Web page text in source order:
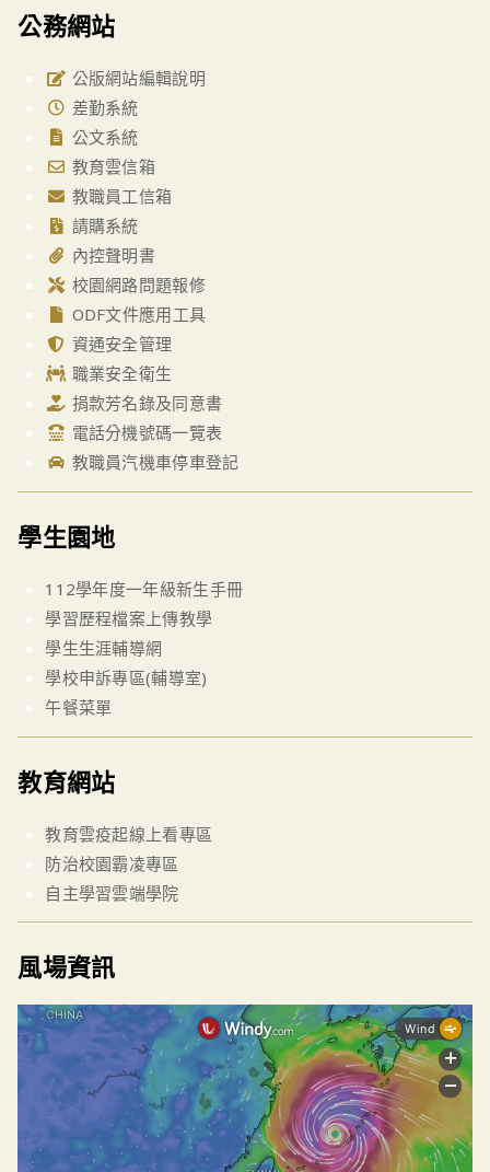
公務網站
公版網站編輯說明
差勤系統
公文系統
教育雲信箱
教職員工信箱
請購系統
內控聲明書
校園網路問題報修
ODF文件應用工具
資通安全管理
職業安全衛生
捐款芳名錄及同意書
電話分機號碼一覽表
教職員汽機車停車登記
學生園地
112學年度一年級新生手冊
學習歷程檔案上傳教學
學生生涯輔導網
學校申訴專區(輔導室)
午餐菜單
教育網站
教育雲疫起線上看專區
防治校園霸凌專區
自主學習雲端學院
風場資訊